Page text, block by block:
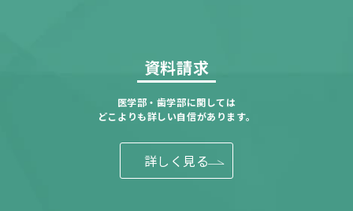
資料請求
医学部・歯学部に関しては
どこよりも詳しい自信があります。
詳しく見る